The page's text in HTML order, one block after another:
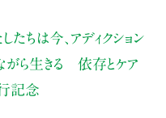
したちは今、アディクション
がら生きる 依存とケア
記念